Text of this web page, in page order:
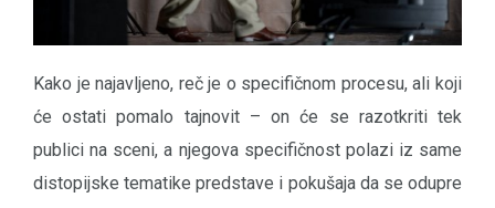
Kako je najavljeno, reč je o specifičnom procesu, ali koji
će ostati pomalo tajnovit – on će se razotkriti tek
publici na sceni, a njegova specifičnost polazi iz same
distopijske tematike predstave i pokušaja da se odupre